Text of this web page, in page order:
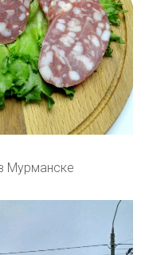
Мурманске